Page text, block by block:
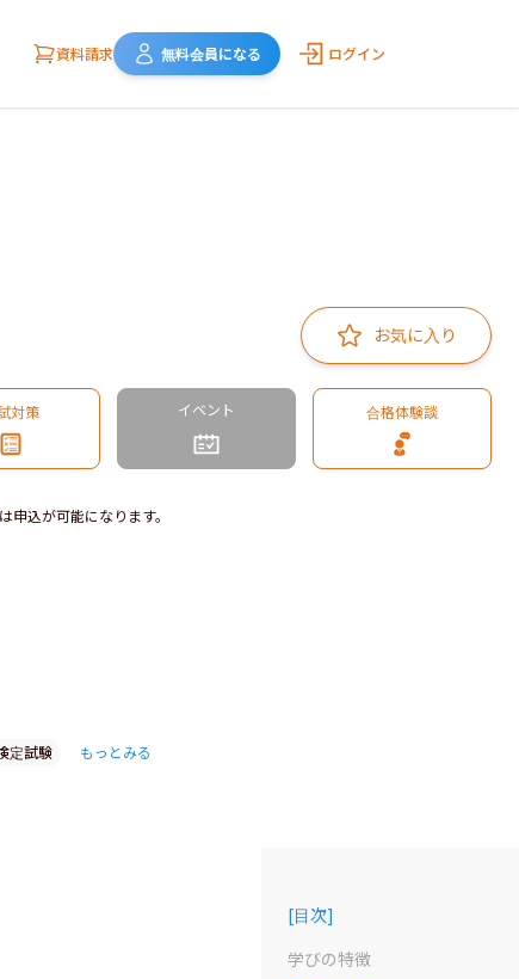
資料請求 無料会員になる ログイン
お気に入り
対策 イベント 合格体験談
込が可能になります。
定試験 もっとみる
[目次]
学びの特徴